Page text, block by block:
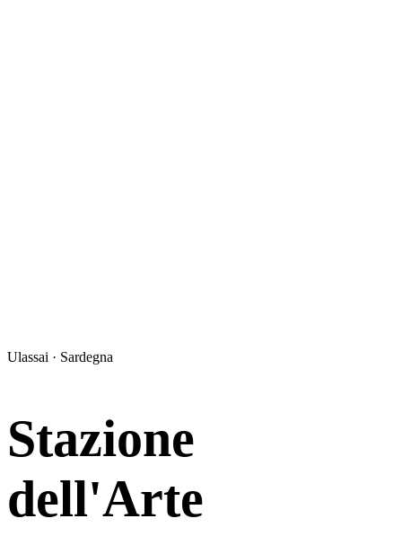
Ulassai · Sardegna
Stazione
dell'Arte